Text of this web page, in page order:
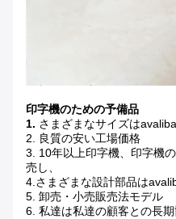
印字機のための予備品
1. さまざまなサイズは
2. 良質の安い工場価格
3. 10年以上印字機、印字機
売し、
4.さまざまな設計部品は
5. 卸売・小売販売法モデル
6. 私達は私達の顧客との長